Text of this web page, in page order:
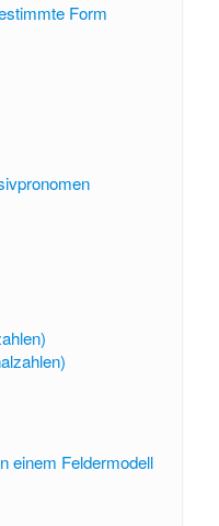
Form
einem Feldermodell